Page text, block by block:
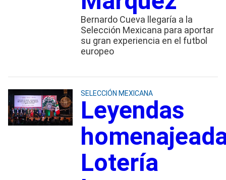
Bernardo Cueva llegaría a la
Selección Mexicana para aportar
su gran experiencia en el futbol
europeo
SELECCIÓN MEXICANA
Leyendas
Lotería